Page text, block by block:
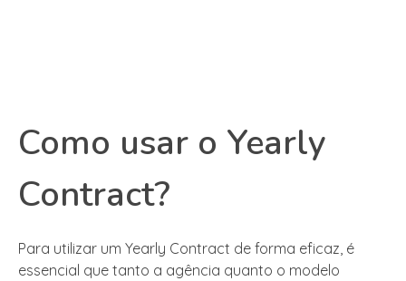
Como usar o Yearly
Contract?
Para utilizar um Yearly Contract de forma eficaz, é
essencial que tanto a agência quanto o modelo